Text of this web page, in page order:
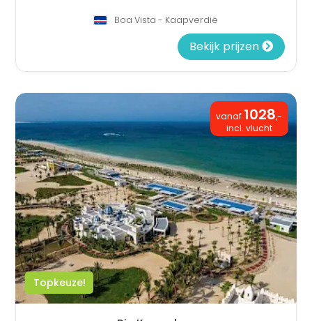
Boa Vista - Kaapverdië
Bekijk prijzen
vanaf 1028,-
incl. vlucht
Topkeuze!